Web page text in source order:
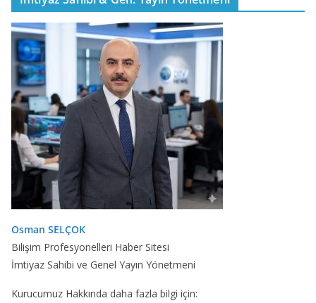
Osman SELÇOK
Bilişim Profesyonelleri Haber Sitesi
İmtiyaz Sahibi ve Genel Yayın Yönetmeni
Kurucumuz Hakkında daha fazla bilgi için: